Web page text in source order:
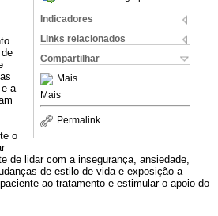
Indicadores
Links relacionados
Compartilhar
Mais
Mais
Permalink
a
o
de lidar com a insegurança, ansiedade,
de estilo de vida e exposição a
ao tratamento e estimular o apoio do